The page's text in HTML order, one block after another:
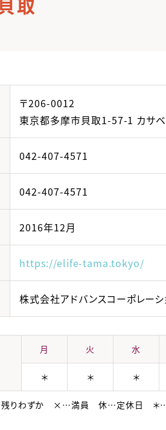
〒206-0012
東京都多摩市貝取1-57-1 カサ
042-407-4571
042-407-4571
2016年12月
https://elife-tama.tokyo/
株式会社アドバンスコーポレーシ
月 火 水
＊ ＊ ＊
わずか ×…満員 休…定休日 ＊…直